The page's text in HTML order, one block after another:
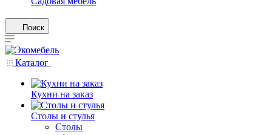
Поиск
Каталог
Кухни на заказ
Столы и стулья
Столы